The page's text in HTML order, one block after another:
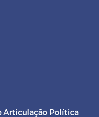
Articulação Política